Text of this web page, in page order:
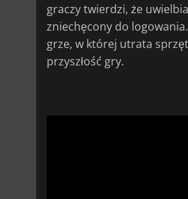
graczy twierdzi, że
zniechęcony do
grze, w której utrata
przyszłość gry.